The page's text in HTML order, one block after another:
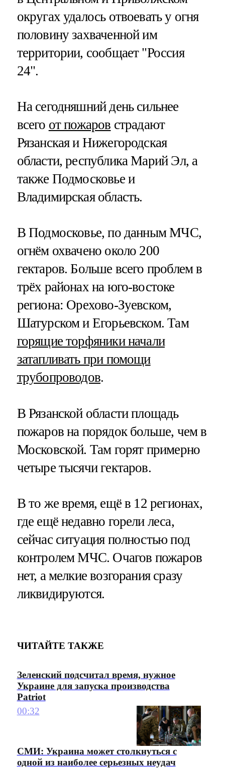
округах удалось отвоевать у огня
половину захваченной им
территории, сообщает "Россия
24".
На сегодняшний день сильнее
всего от пожаров страдают
Рязанская и Нижегородская
области, республика Марий Эл, а
также Подмосковье и
Владимирская область.
В Подмосковье, по данным МЧС,
огнём охвачено около 200
гектаров. Больше всего проблем в
трёх районах на юго-востоке
региона: Орехово-Зуевском,
Шатурском и Егорьевском. Там
горящие торфяники начали
затапливать при помощи
трубопроводов.
В Рязанской области площадь
пожаров на порядок больше, чем в
Московской. Там горят примерно
четыре тысячи гектаров.
В то же время, ещё в 12 регионах,
где ещё недавно горели леса,
сейчас ситуация полностью под
контролем МЧС. Очагов пожаров
нет, а мелкие возгорания сразу
ликвидируются.
ЧИТАЙТЕ ТАКЖЕ
Зеленский подсчитал время, нужное
Украине для запуска производства
Patriot
00:32
СМИ: Украина может столкнуться с
одной из наиболее серьезных неудач